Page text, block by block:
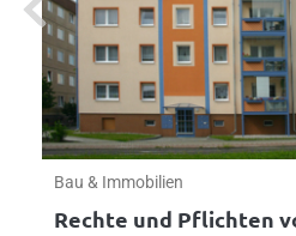
Bau & Immobilien
Rechte und Pflichten